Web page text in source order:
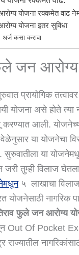
योजना रक्कमेत वाढ
योजना इतर सुविधा
अर्ज कसा करावा
फुले जन
प्रायोगिक
योजना असे होते
करण्यात आली.
या योजनेचा
या
जरी तुम्ही विलाज
५ लाखाचा
योजनेसाठी नागरिक
फुले जन आरोग्य
Out Of Pocket
राज्यातील